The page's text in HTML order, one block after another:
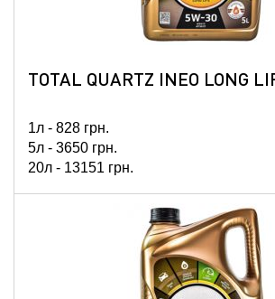
TOTAL QUARTZ INEO LONG
1л - 828 грн.
5л - 3650 грн.
20л - 13151 грн.